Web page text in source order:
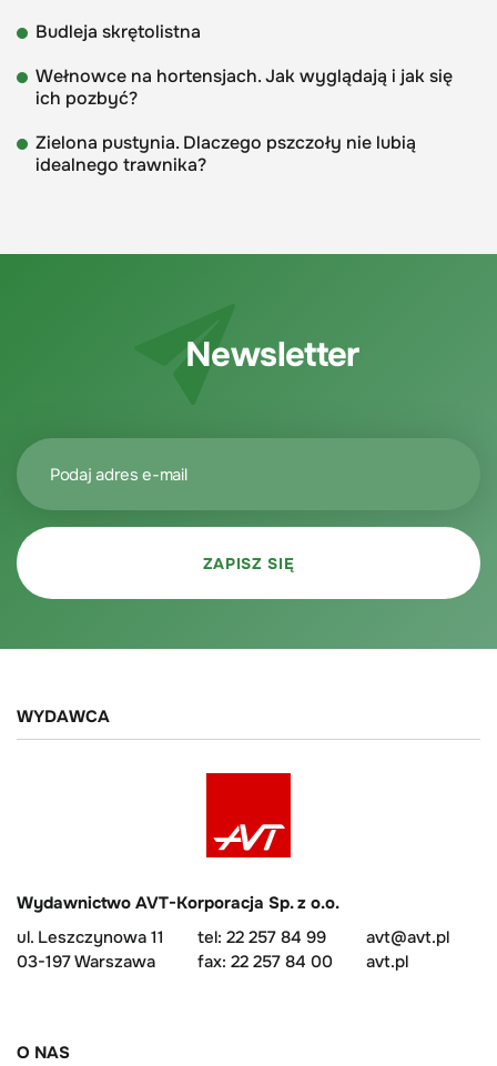
Budleja skrętolistna
Wełnowce na hortensjach. Jak wyglądają i jak się
ich pozbyć?
Zielona pustynia. Dlaczego pszczoły nie lubią
idealnego trawnika?
Newsletter
WYDAWCA
Wydawnictwo AVT-Korporacja Sp. z o.o.
ul. Leszczynowa 11
03-197 Warszawa
tel: 22 257 84 99
fax: 22 257 84 00
avt@avt.pl
avt.pl
O NAS